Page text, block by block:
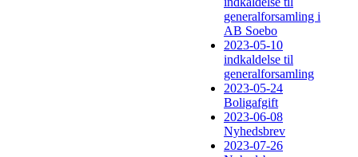
generalforsamling i
AB Soebo
2023-05-10
indkaldelse til
generalforsamling
2023-05-24
Boligafgift
2023-06-08
Nyhedsbrev
2023-07-26